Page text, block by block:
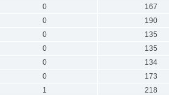
0 167
0 190
0 135
0 135
0 134
0 173
1 218